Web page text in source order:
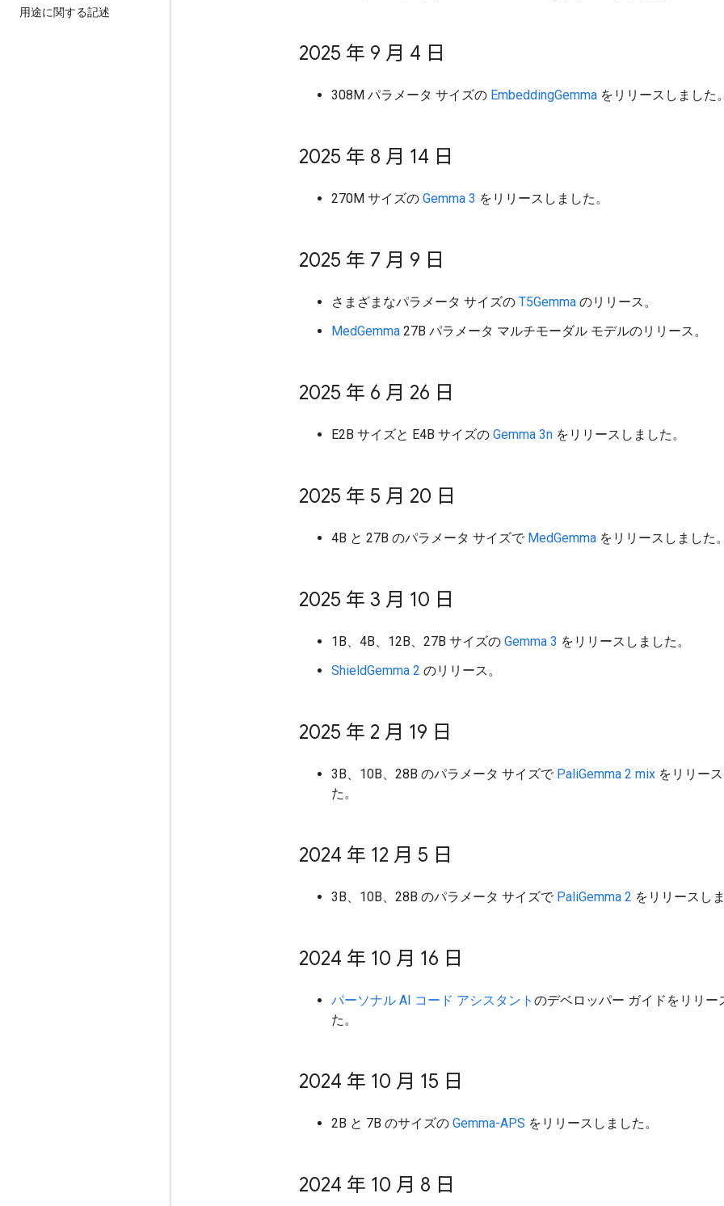
用途に関する記述
2025 年 9 月 4 日
308M パラメータ サイズの EmbeddingGemma をリリースしました。
2025 年 8 月 14 日
270M サイズの Gemma 3 をリリースしました。
2025 年 7 月 9 日
さまざまなパラメータ サイズの T5Gemma のリリース。
MedGemma 27B パラメータ マルチモーダル モデルのリリース。
2025 年 6 月 26 日
E2B サイズと E4B サイズの Gemma 3n をリリースしました。
2025 年 5 月 20 日
4B と 27B のパラメータ サイズで MedGemma をリリースしました。
2025 年 3 月 10 日
1B、4B、12B、27B サイズの Gemma 3 をリリースしました。
ShieldGemma 2 のリリース。
2025 年 2 月 19 日
3B、10B、28B のパラメータ サイズで PaliGemma 2 mix をリリー
た。
2024 年 12 月 5 日
3B、10B、28B のパラメータ サイズで PaliGemma 2 をリリースしま
2024 年 10 月 16 日
パーソナル AI コード アシスタント のデベロッパー ガイドをリリー
た。
2024 年 10 月 15 日
2B と 7B のサイズの Gemma-APS をリリースしました。
2024 年 10 月 8 日